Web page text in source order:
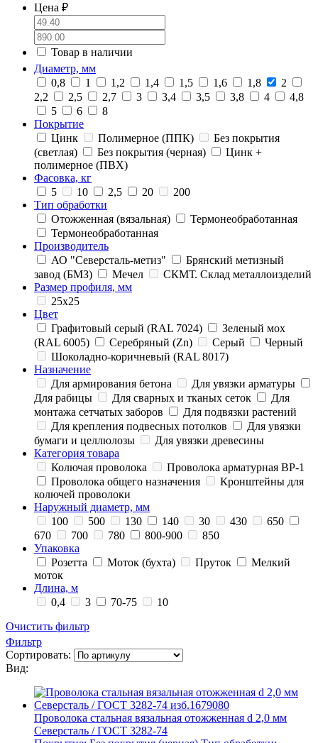
Цена ₽
Товар в наличии
Диаметр, мм
0,8
1 1,2 1,4 1,5 1,6 1,8
2
2,2
2,5 2,7 3 3,4 3,5 3,8 4
4,8
5
6
8
Покрытие
Цинк
Полимерное (ППК)
Без покрытия
(светлая)
Без покрытия (черная)
Цинк +
полимерное (ПВХ)
Фасовка, кг
5
10 2,5 20
200
Тип обработки
Отожженная (вязальная)
Термонеобработанная
Термонеобработанная
Производитель
АО "Северсталь-метиз"
Брянский метизный
завод (БМЗ)
Мечел
СКМТ. Склад металлоизделий
Размер профиля, мм
25x25
Цвет
Графитовый серый (RAL 7024)
Зеленый мох
(RAL 6005)
Серебряный (Zn) Серый
Черный
Шоколадно-коричневый (RAL 8017)
Назначение
Для армирования бетона
Для увязки арматуры
Для рабицы
Для сварных и тканых сеток
Для
монтажа сетчатых заборов
Для подвязки растений
Для крепления подвесных потолков
Для увязки
бумаги и целлюлозы
Для увязки древесины
Категория товара
Колючая проволока
Проволока арматурная ВР-1
Проволока общего назначения
Кронштейны для
колючей проволоки
Наружный диаметр, мм
100
500 130 140 30 430
650
670
700 780 800-900
850
Упаковка
Розетта
Моток (бухта) Пруток
Мелкий
моток
Длина, м
0,4
3 70-75
10
Очистить фильтр
Фильтр
Сортировать:
Вид:
Проволока стальная вязальная отожженная d 2,0 мм
Северсталь / ГОСТ 3282-74